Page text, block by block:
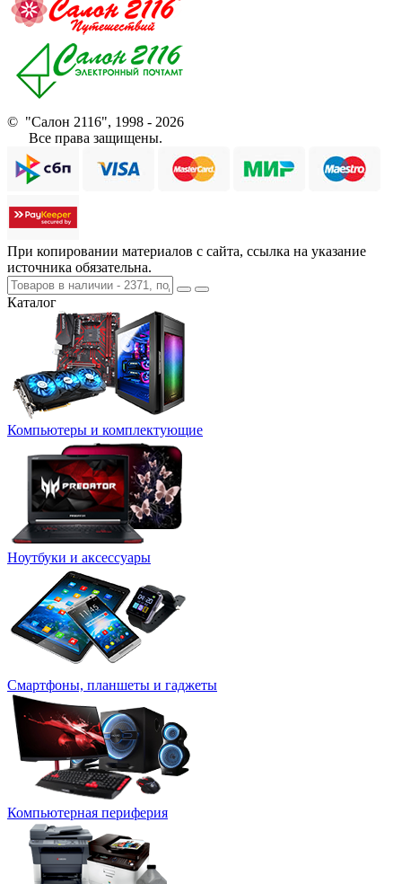
© "Салон 2116", 1998 - 2026
Все права защищены.
При копировании материалов с сайта, ссылка на указание
источника обязательна.
Каталог
Компьютеры и комплектующие
Ноутбуки и аксессуары
Смартфоны, планшеты и гаджеты
Компьютерная периферия